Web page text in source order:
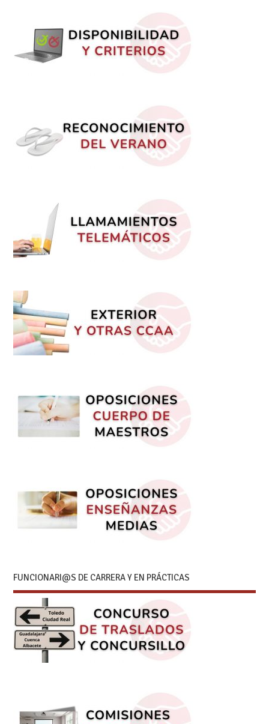
FUNCIONARI@S DE CARRERA Y EN PRÁCTICAS